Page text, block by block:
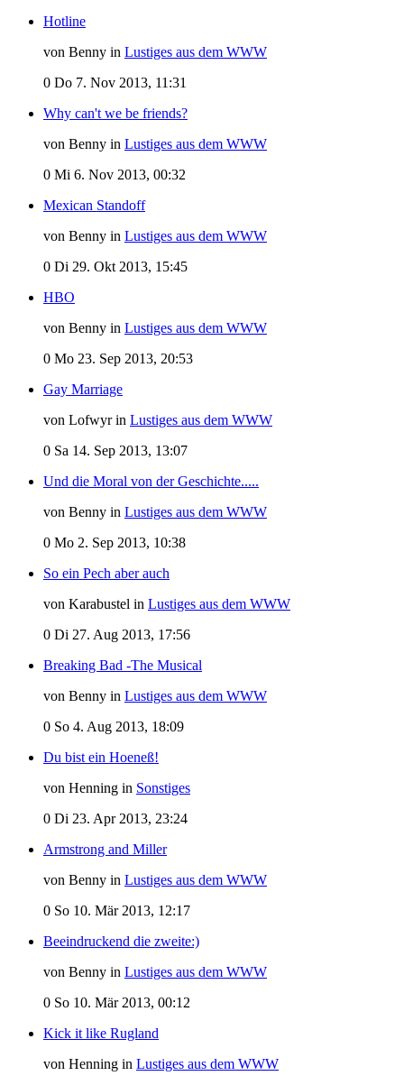
Hotline
von Benny in Lustiges aus dem WWW
0 Do 7. Nov 2013, 11:31
Why can't we be friends?
von Benny in Lustiges aus dem WWW
0 Mi 6. Nov 2013, 00:32
Mexican Standoff
von Benny in Lustiges aus dem WWW
0 Di 29. Okt 2013, 15:45
HBO
von Benny in Lustiges aus dem WWW
0 Mo 23. Sep 2013, 20:53
Gay Marriage
von Lofwyr in Lustiges aus dem WWW
0 Sa 14. Sep 2013, 13:07
Und die Moral von der Geschichte.....
von Benny in Lustiges aus dem WWW
0 Mo 2. Sep 2013, 10:38
So ein Pech aber auch
von Karabustel in Lustiges aus dem WWW
0 Di 27. Aug 2013, 17:56
Breaking Bad -The Musical
von Benny in Lustiges aus dem WWW
0 So 4. Aug 2013, 18:09
Du bist ein Hoeneß!
von Henning in Sonstiges
0 Di 23. Apr 2013, 23:24
Armstrong and Miller
von Benny in Lustiges aus dem WWW
0 So 10. Mär 2013, 12:17
Beeindruckend die zweite:)
von Benny in Lustiges aus dem WWW
0 So 10. Mär 2013, 00:12
Kick it like Rugland
von Henning in Lustiges aus dem WWW